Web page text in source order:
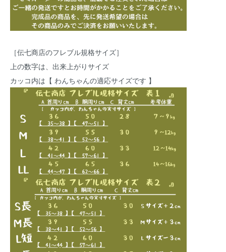
［伝七商店のフレブル規格サイズ］
上の数字は、出来上がりサイズ
カッコ内は【 わんちゃんの適応サイズです 】